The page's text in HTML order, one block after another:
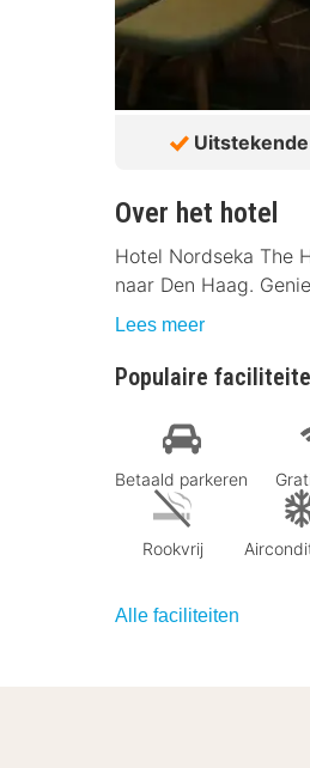
Over het hotel
Hotel Nordseka The
naar Den Haag.
Lees meer
Populaire
Betaald parkeren
Rookvrij
Alle faciliteiten